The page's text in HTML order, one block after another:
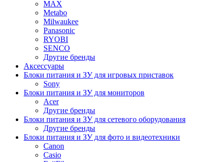
MAX
Metabo
Milwaukee
Panasonic
RYOBI
SENCO
Другие бренды
Аксессуары
Блоки питания и ЗУ для игровых приставок
Sony
Блоки питания и ЗУ для мониторов
Acer
Другие бренды
Блоки питания и ЗУ для сетевого оборудования
Другие бренды
Блоки питания и ЗУ для фото и видеотехники
Canon
Casio